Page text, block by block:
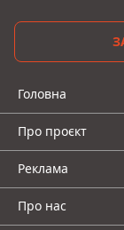
Головна
Про проєкт
Реклама
Про нас